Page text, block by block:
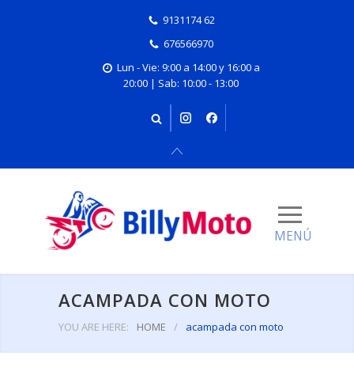
9131174 62
676566970
Lun - Vie: 9:00 a 14:00 y 16:00 a
20:00 | Sab: 10:00 - 13:00
ACAMPADA CON MOTO
YOU ARE HERE: HOME / acampada con moto